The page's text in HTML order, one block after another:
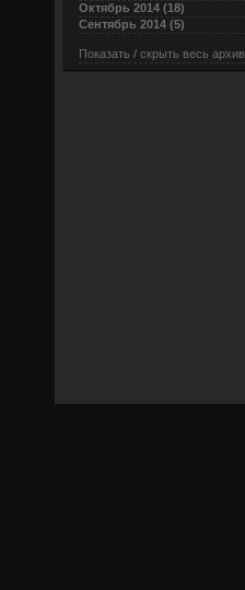
Октябрь 2014 (18)
Сентябрь 2014 (5)
Показать / скрыть весь архив